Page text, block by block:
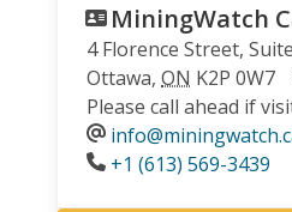
MiningWatch
4 Florence Street,
Ottawa, ON K2P 0W7
Please call ahead if
Phone
+1 (613) 569-3439